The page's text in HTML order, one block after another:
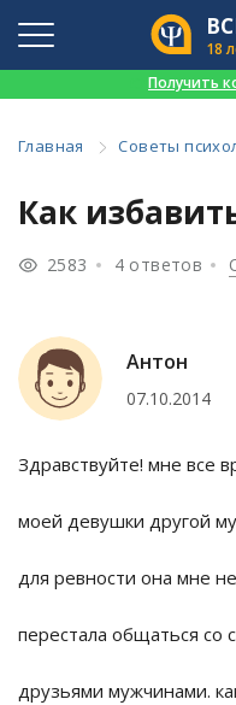
18
Получить
Главная Советы
Как
2583 4 ответов
Антон
07.10.2014
Здравствуйте! мне все
моей девушки другой
для ревности она мне
перестала общаться со
друзьями мужчинами.